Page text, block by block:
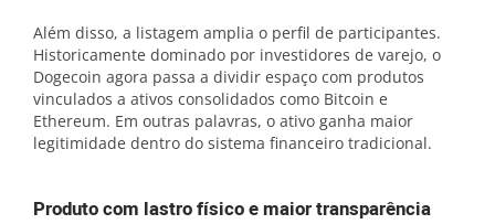
Além disso, a listagem amplia o perfil de participantes.
Historicamente dominado por investidores de varejo, o
Dogecoin agora passa a dividir espaço com produtos
vinculados a ativos consolidados como Bitcoin e
Ethereum. Em outras palavras, o ativo ganha maior
legitimidade dentro do sistema financeiro tradicional.
Produto com lastro físico e maior transparência